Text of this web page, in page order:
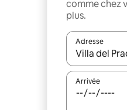
comme chez
plus.
Adresse
Lorsque les
Arrivée